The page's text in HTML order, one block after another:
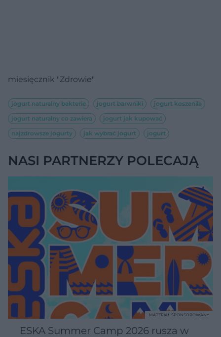
miesięcznik "Zdrowie"
jogurt naturalny bakterie jogurt barwniki
jogurt koszenila
jogurt naturalny co zawiera
jogurt jak kupować
najzdrowsze jogurty
jak wybrać jogurt jogurt
NASI PARTNERZY POLECAJĄ
ESKA Summer Camp 2026 rusza w
MATERIAŁ SPONSOROWANY